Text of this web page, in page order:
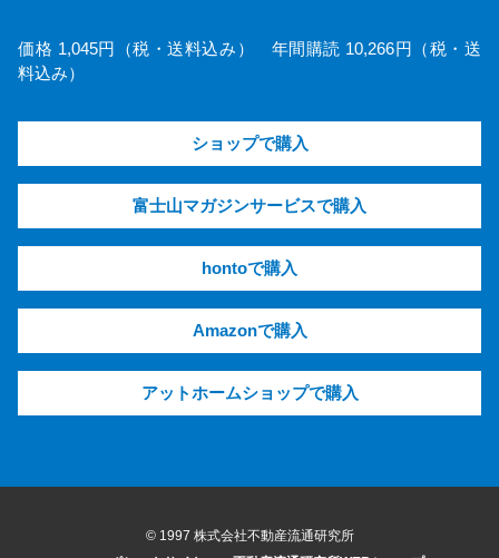
価格 1,045円（税・送料込み） 年間購読 10,266円（税・送
料込み）
ショップで購入
富士山マガジンサービスで購入
hontoで購入
Amazonで購入
アットホームショップで購入
© 1997 株式会社不動産流通研究所